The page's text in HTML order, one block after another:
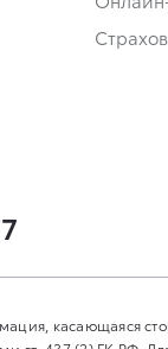
касающаяся